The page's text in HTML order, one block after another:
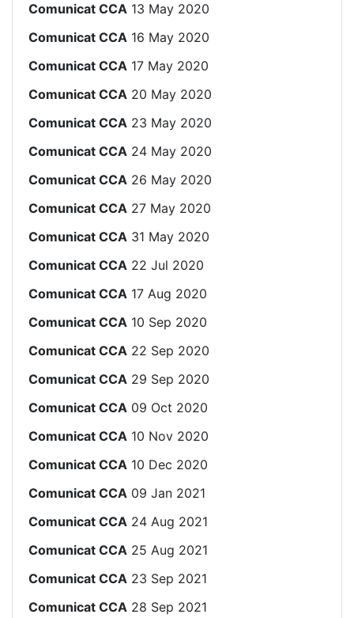
Comunicat CCA 13 May 2020
Comunicat CCA 16 May 2020
Comunicat CCA 17 May 2020
Comunicat CCA 20 May 2020
Comunicat CCA 23 May 2020
Comunicat CCA 24 May 2020
Comunicat CCA 26 May 2020
Comunicat CCA 27 May 2020
Comunicat CCA 31 May 2020
Comunicat CCA 22 Jul 2020
Comunicat CCA 17 Aug 2020
Comunicat CCA 10 Sep 2020
Comunicat CCA 22 Sep 2020
Comunicat CCA 29 Sep 2020
Comunicat CCA 09 Oct 2020
Comunicat CCA 10 Nov 2020
Comunicat CCA 10 Dec 2020
Comunicat CCA 09 Jan 2021
Comunicat CCA 24 Aug 2021
Comunicat CCA 25 Aug 2021
Comunicat CCA 23 Sep 2021
Comunicat CCA 28 Sep 2021